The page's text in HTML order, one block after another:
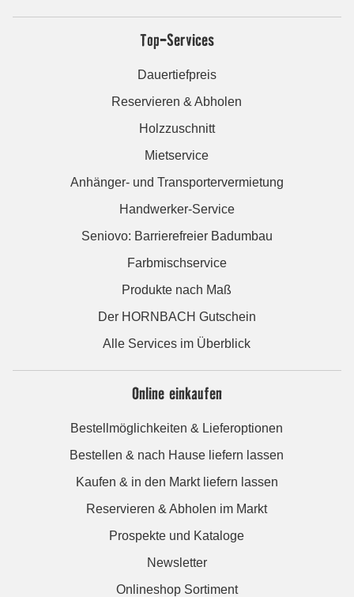
Top-Services
Dauertiefpreis
Reservieren & Abholen
Holzzuschnitt
Mietservice
Anhänger- und Transportervermietung
Handwerker-Service
Seniovo: Barrierefreier Badumbau
Farbmischservice
Produkte nach Maß
Der HORNBACH Gutschein
Alle Services im Überblick
Online einkaufen
Bestellmöglichkeiten & Lieferoptionen
Bestellen & nach Hause liefern lassen
Kaufen & in den Markt liefern lassen
Reservieren & Abholen im Markt
Prospekte und Kataloge
Newsletter
Onlineshop Sortiment